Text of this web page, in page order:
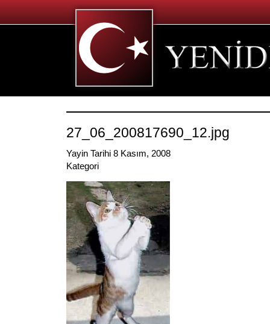
27_06_200817690_12.jpg
Yayin Tarihi 8 Kasım, 2008
Kategori